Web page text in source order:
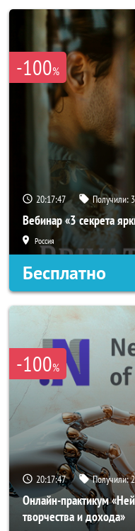
-100%
20:17:45 Получили:
Вебинар «3 секрета
Россия
Бесплатно
-100%
20:17:45 Получили:
Онлайн-практикум
творчества и дохода»